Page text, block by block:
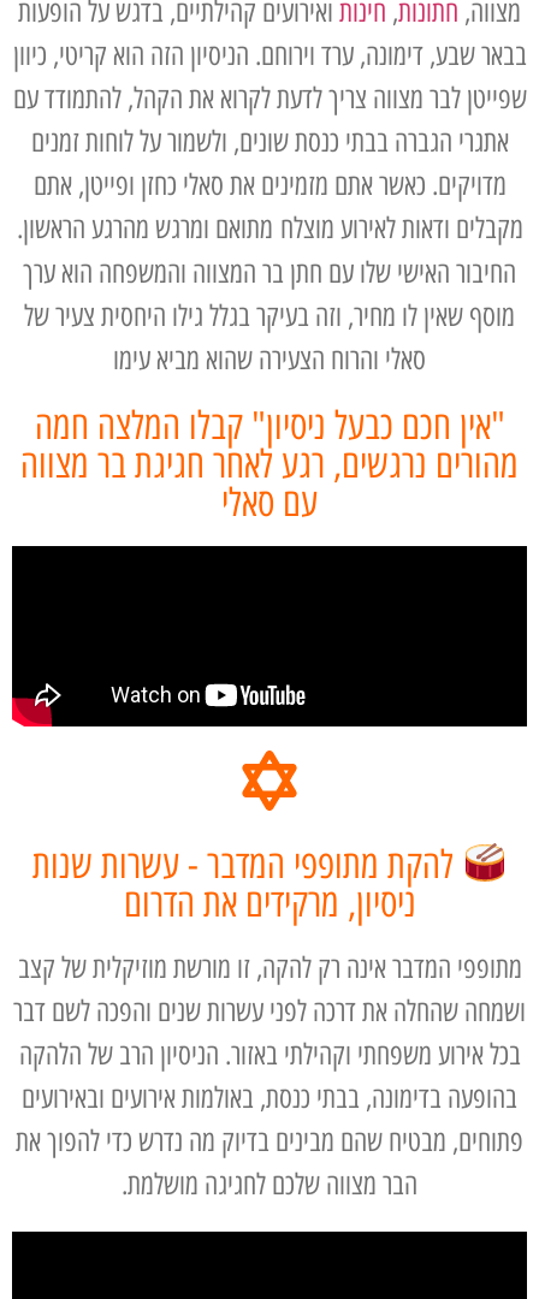
מצווה, חתונות, חינות ואירועים קהילתיים, בדגש על הופעות
בבאר שבע, דימונה, ערד וירוחם. הניסיון הזה הוא קריטי, כיוון
שפייטן לבר מצווה צריך לדעת לקרוא את הקהל, להתמודד עם
אתגרי הגברה בבתי כנסת שונים, ולשמור על לוחות זמנים
מדויקים. כאשר אתם מזמינים את סאלי כחזן ופייטן, אתם
מקבלים ודאות לאירוע מוצלח מתואם ומרגש מהרגע הראשון.
החיבור האישי שלו עם חתן בר המצווה והמשפחה הוא ערך
מוסף שאין לו מחיר, וזה בעיקר בגלל גילו היחסית צעיר של
סאלי והרוח הצעירה שהוא מביא עימו
"אין חכם כבעל ניסיון" קבלו המלצה חמה
מהורים נרגשים, רגע לאחר חגיגת בר מצווה
עם סאלי
להקת מתופפי המדבר - עשרות שנות
ניסיון, מרקידים את הדרום
מתופפי המדבר אינה רק להקה, זו מורשת מוזיקלית של קצב
ושמחה שהחלה את דרכה לפני עשרות שנים והפכה לשם דבר
בכל אירוע משפחתי וקהילתי באזור. הניסיון הרב של הלהקה
בהופעה בדימונה, בבתי כנסת, באולמות אירועים ובאירועים
פתוחים, מבטיח שהם מבינים בדיוק מה נדרש כדי להפוך את
הבר מצווה שלכם לחגיגה מושלמת.